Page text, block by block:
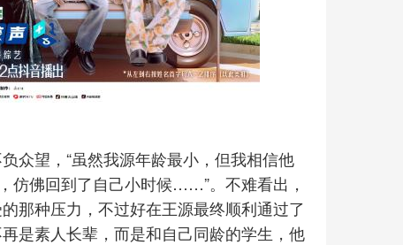
众望，“虽然我源年龄最小，但我相信他
仿佛回到了自己小时候……”。不难看出，
那种压力，不过好在王源最终顺利通过了
是素人长辈，而是和自己同龄的学生，他